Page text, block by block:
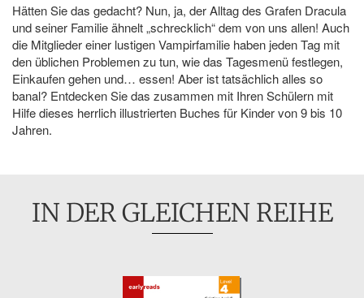
Hätten Sie das gedacht? Nun, ja, der Alltag des Grafen Dracula
und seiner Familie ähnelt „schrecklich“ dem von uns allen! Auch
die Mitglieder einer lustigen Vampirfamilie haben jeden Tag mit
den üblichen Problemen zu tun, wie das Tagesmenü festlegen,
Einkaufen gehen und… essen! Aber ist tatsächlich alles so
banal? Entdecken Sie das zusammen mit Ihren Schülern mit
Hilfe dieses herrlich illustrierten Buches für Kinder von 9 bis 10
Jahren.
IN DER GLEICHEN REIHE